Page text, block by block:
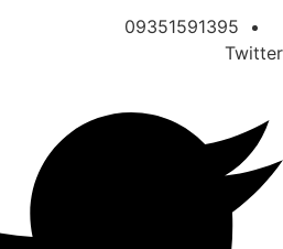
09351591395
Twitter